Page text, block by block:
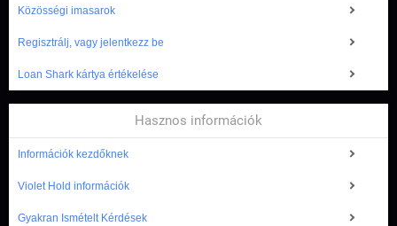
Közösségi imasarok
Regisztrálj, vagy jelentkezz be
Loan Shark kártya értékelése
Hasznos információk
Információk kezdőknek
Violet Hold információk
Gyakran Ismételt Kérdések